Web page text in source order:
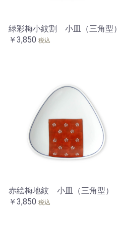
緑彩梅小紋割 小皿（三角型）
￥3,850 税込
赤絵梅地紋 小皿（三角型）
￥3,850 税込